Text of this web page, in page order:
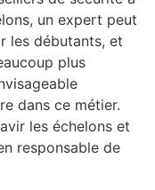
un expert peut
les débutants, et
plus
dans ce métier.
les échelons et
responsable de